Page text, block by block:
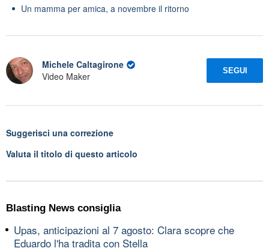
Un mamma per amica, a novembre il ritorno
Michele Caltagirone
Video Maker
SEGUI
Suggerisci una correzione
Valuta il titolo di questo articolo
Blasting News consiglia
Upas, anticipazioni al 7 agosto: Clara scopre che
Eduardo l'ha tradita con Stella